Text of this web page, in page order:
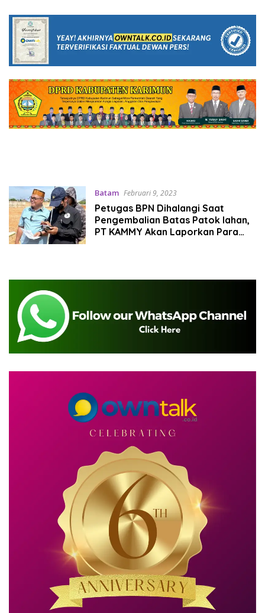
Batam Februari 9, 2023
Petugas BPN Dihalangi Saat
Pengembalian Batas Patok lahan,
PT KAMMY Akan Laporkan Para